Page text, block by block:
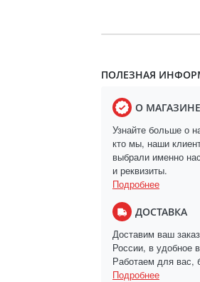
ПОЛЕЗНАЯ
О МАГАЗИНЕ
Узнайте больше о
кто мы, наши
выбрали именно
и реквизиты.
Подробнее
ДОСТАВКА
Доставим ваш
России, в удобное
Работаем для вас,
Подробнее